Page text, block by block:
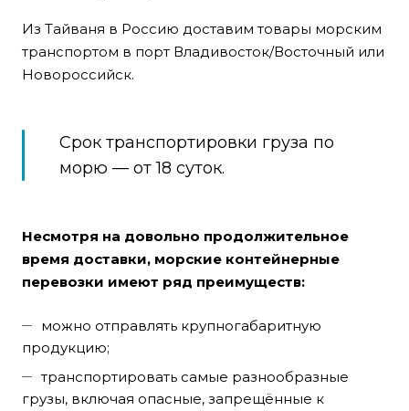
Из Тайваня в Россию доставим товары морским
транспортом в порт Владивосток/Восточный или
Новороссийск.
Срок транспортировки груза по
морю — от 18 суток.
Несмотря на довольно продолжительное
время доставки, морские контейнерные
перевозки имеют ряд преимуществ:
можно отправлять крупногабаритную
продукцию;
транспортировать самые разнообразные
грузы, включая опасные, запрещённые к